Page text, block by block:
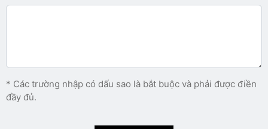
* Các trường nhập có dấu sao là bắt buộc và phải được điền
đầy đủ.